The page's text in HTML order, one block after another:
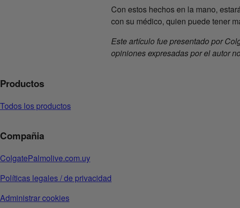
Con estos hechos en la mano,
con su médico, quien puede tener
Este artículo fue presentado por
opiniones expresadas por el autor
Productos
Todos los productos
Compañia
ColgatePalmolive.com.uy
Políticas legales / de privacidad
Administrar cookies